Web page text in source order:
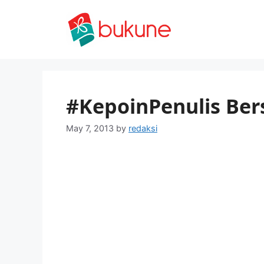
#KepoinPenulis
May 7, 2013 by redaksi